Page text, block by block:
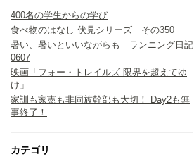
400名の学生からの学び
食べ物のはなし 伏見シリーズ その350
暑い、暑いといいながらも ランニング日記
0607
映画「フォー・トレイルズ 限界を超えてゆ
け」
家訓も家憲も非同族幹部も大切！ Day2も無
事終了！
カテゴリ